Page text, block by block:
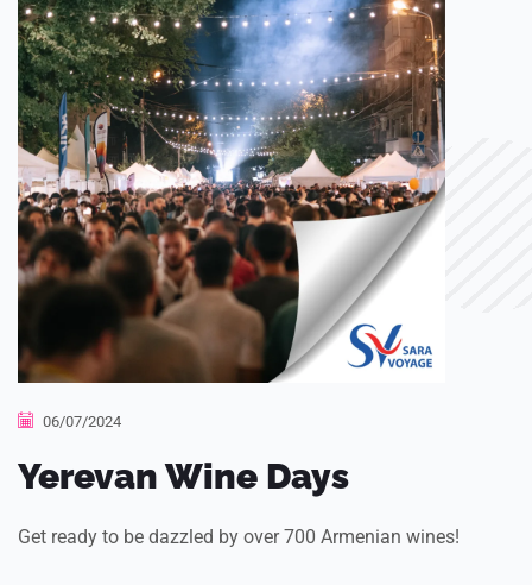
06/07/2024
Yerevan Wine Days
Get ready to be dazzled by over 700 Armenian wines!